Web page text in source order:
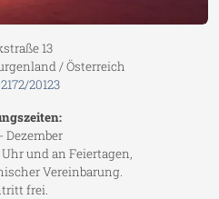
13
/ Österreich
20123
Dezember
Uhr und an Feiertagen,
Vereinbarung.
frei.